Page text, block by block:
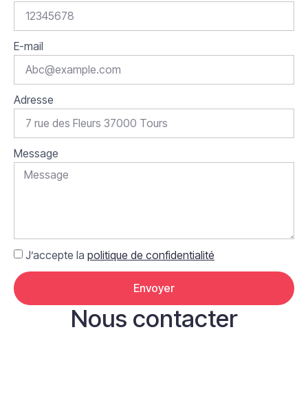
E-mail
Adresse
Message
J’accepte la politique de confidentialité
Envoyer
Nous contacter